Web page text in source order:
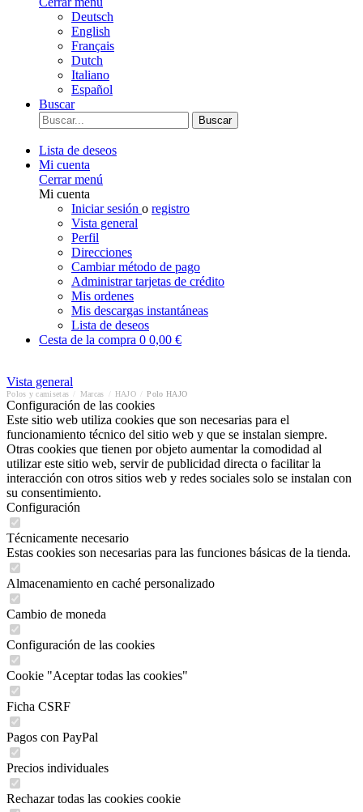
Deutsch
English
Français
Dutch
Italiano
Español
Buscar
Buscar
Lista de deseos
Mi cuenta
Cerrar menú
Mi cuenta
Iniciar sesión o registro
Vista general
Perfil
Direcciones
Cambiar método de pago
Administrar tarjetas de crédito
Mis ordenes
Mis descargas instantáneas
Lista de deseos
Cesta de la compra 0 0,00 €
Vista general
Polos y camisetas Marcas HAJO Polo HAJO
Configuración de las cookies
Este sitio web utiliza cookies que son necesarias para el
funcionamiento técnico del sitio web y que se instalan siempre.
Otras cookies que tienen por objeto aumentar la comodidad al
utilizar este sitio web, servir de publicidad directa o facilitar la
interacción con otros sitios web y redes sociales solo se instalan con
su consentimiento.
Configuración
Técnicamente necesario
Estas cookies son necesarias para las funciones básicas de la tienda.
Almacenamiento en caché personalizado
Cambio de moneda
Configuración de las cookies
Cookie "Aceptar todas las cookies"
Ficha CSRF
Pagos con PayPal
Precios individuales
Rechazar todas las cookies cookie